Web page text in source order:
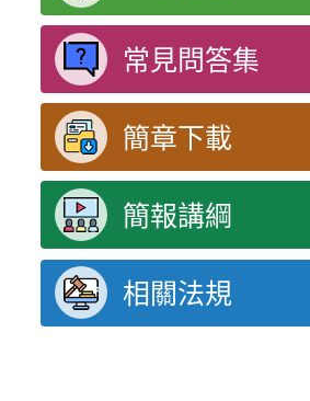
常見問答集
簡章下載
簡報講綱
相關法規